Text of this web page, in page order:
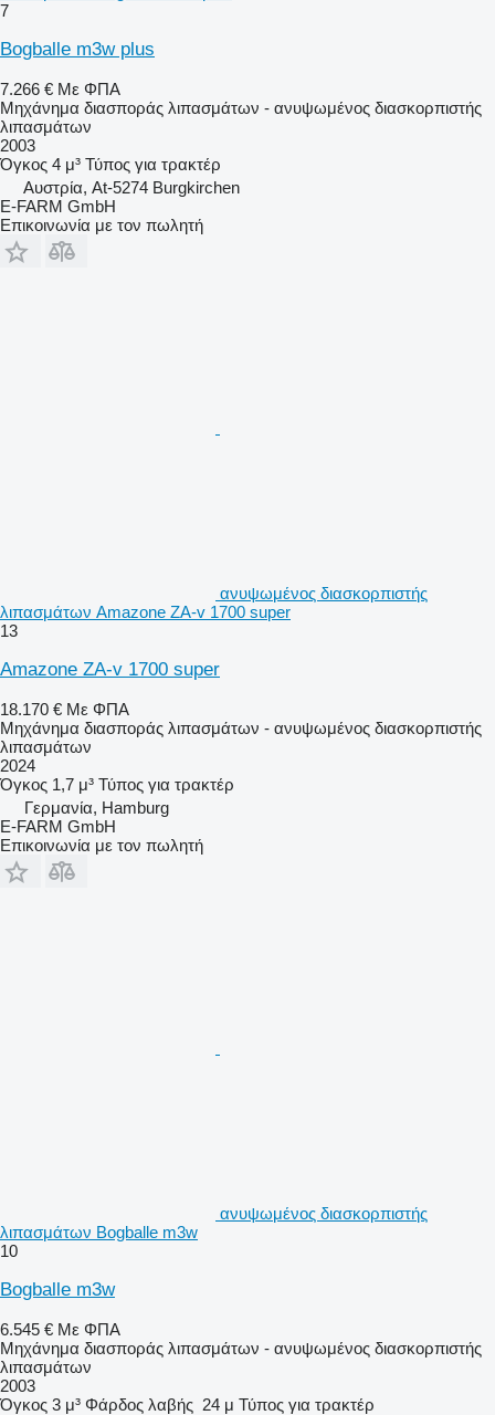
7
Bogballe m3w plus
7.266 € Με ΦΠΑ
Μηχάνημα διασποράς λιπασμάτων - ανυψωμένος διασκορπιστής
λιπασμάτων
2003
Όγκος 4 μ³ Τύπος για τρακτέρ
Αυστρία, At-5274 Burgkirchen
E-FARM GmbH
Επικοινωνία με τον πωλητή
ανυψωμένος διασκορπιστής
λιπασμάτων Amazone ZA-v 1700 super
13
Amazone ZA-v 1700 super
18.170 € Με ΦΠΑ
Μηχάνημα διασποράς λιπασμάτων - ανυψωμένος διασκορπιστής
λιπασμάτων
2024
Όγκος 1,7 μ³ Τύπος για τρακτέρ
Γερμανία, Hamburg
E-FARM GmbH
Επικοινωνία με τον πωλητή
ανυψωμένος διασκορπιστής
λιπασμάτων Bogballe m3w
10
Bogballe m3w
6.545 € Με ΦΠΑ
Μηχάνημα διασποράς λιπασμάτων - ανυψωμένος διασκορπιστής
λιπασμάτων
2003
Όγκος 3 μ³ Φάρδος λαβής 24 μ Τύπος για τρακτέρ